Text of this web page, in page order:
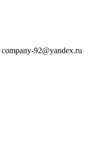
company-92@yandex.ru